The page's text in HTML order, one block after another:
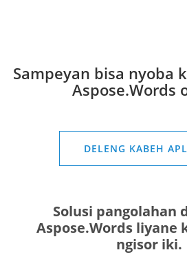
Sampeyan bisa nyoba
Aspose.Words
DELENG KABEH
Solusi pangolahan
Aspose.Words liyane
ngisor iki.